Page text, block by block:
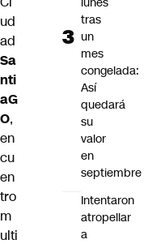
ud
ad
Sa
nti
aG
O,
en
cu
en
tro
m
ulti
tras
un
mes
congelada:
Así
quedará
su
valor
en
septiembre
Intentaron
atropellar
a